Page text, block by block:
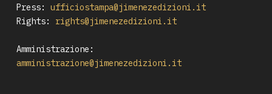
Press:
ufficiostampa@jimenezedizioni.it
Rights:
rights@jimenezedizioni.it
Amministrazione:
amministrazione@jimenezedizioni.it